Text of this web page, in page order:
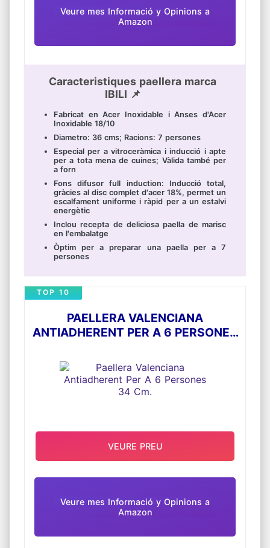
Veure mes Informació y Opinions a
Amazon
Caracteristiques paellera marca
IBILI 📌
Fabricat en Acer Inoxidable i Anses d'Acer
Inoxidable 18/10
Diametro: 36 cms; Racions: 7 persones
Especial per a vitroceràmica i inducció i apte
per a tota mena de cuines; Vàlida també per
a forn
Fons difusor full induction: Inducció total,
gràcies al disc complet d'acer 18%, permet un
escalfament uniforme i ràpid per a un estalvi
energètic
Inclou recepta de deliciosa paella de marisc
en l'embalatge
Òptim per a preparar una paella per a 7
persones
PAELLERA VALENCIANA
ANTIADHERENT PER A 6 PERSONES
TOP 10
Veure mes Informació y Opinions a
Amazon
VEURE PREU